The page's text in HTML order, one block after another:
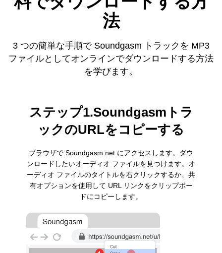
法
3 つの簡単な手順で Soundgasm トラックを MP3
ファイルとしてオンラインでダウンロードする方法
を学びます。
ステップ1.Soundgasmトラ
ックのURLをコピーする
ブラウザで Soundgasm.net にアクセスします。ダウ
ンロードしたいオーディオ ファイルを見つけます。オ
ーディオ ファイルのタイトルを右クリックするか、共
有オプションを使用して URL リンクをクリップボー
ドにコピーします。